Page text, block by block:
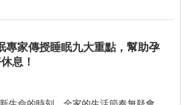
專家傳授睡眠九大重點，幫助孕
息！